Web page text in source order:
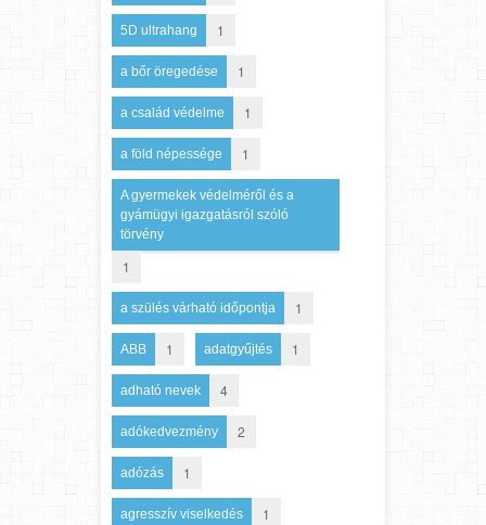
5D ultrahang 1
a bőr öregedése 1
a család védelme 1
a föld népessége 1
A gyermekek védelméről és a
gyámügyi igazgatásról szóló
törvény
1
a szülés várható időpontja 1
ABB 1 adatgyűjtés 1
adható nevek 4
adókedvezmény 2
adózás 1
agresszív viselkedés 1